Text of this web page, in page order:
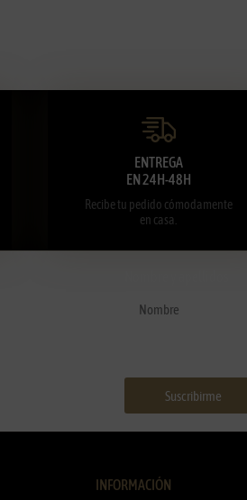
ENTREGA
EN 24H-48H
Recibe tu pedido cómodamente
en casa.
Suscribirme
INFORMACIÓN